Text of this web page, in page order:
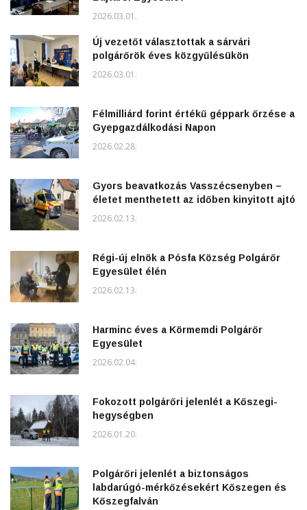
2026.03.01.
Új vezetőt választottak a sárvári
polgárőrök éves közgyűlésükön
2026.03.01.
Félmilliárd forint értékű géppark őrzése a
Gyepgazdálkodási Napon
2026.02.28.
Gyors beavatkozás Vasszécsenyben –
életet menthetett az időben kinyitott ajtó
2026.02.13.
Régi-új elnök a Pósfa Község Polgárőr
Egyesület élén
2026.02.13.
Harminc éves a Körmemdi Polgárőr
Egyesület
2026.02.04.
Fokozott polgárőri jelenlét a Kőszegi-
hegységben
2026.01.20.
Polgárőri jelenlét a biztonságos
labdarúgó-mérkőzésekért Kőszegen és
Kőszegfalván